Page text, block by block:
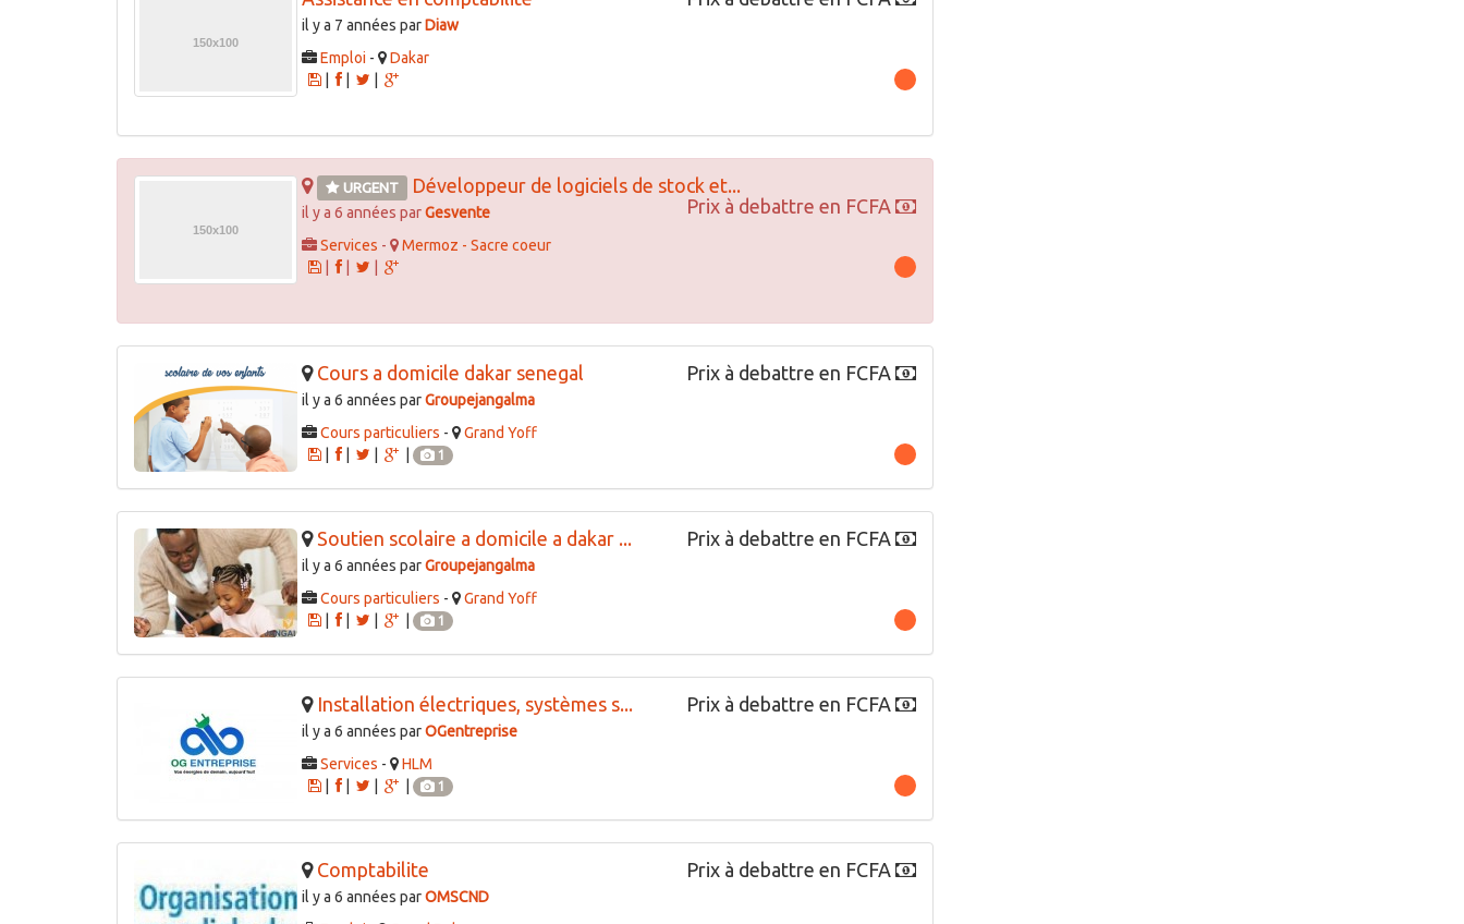
il y a 7 années parDiaw
Emploi -
Dakar
|
URGENT
Développeur de logiciels de stock et...
Prix à debattre en FCFA
il y a 6 années parGesvente
Services -
Mermoz - Sacre coeur
|
Cours a domicile dakar senegal Prix à debattre en FCFA
il y a 6 années parGroupejangalma
Cours particuliers -
Grand Yoff
|
1
Soutien scolaire a domicile a dakar ... Prix à debattre en FCFA
il y a 6 années parGroupejangalma
Cours particuliers -
Grand Yoff
|
1
Installation électriques, systèmes s... Prix à debattre en FCFA
il y a 6 années parOGentreprise
Services -
HLM
|
1
Comptabilite Prix à debattre en FCFA
il y a 6 années parOMSCND